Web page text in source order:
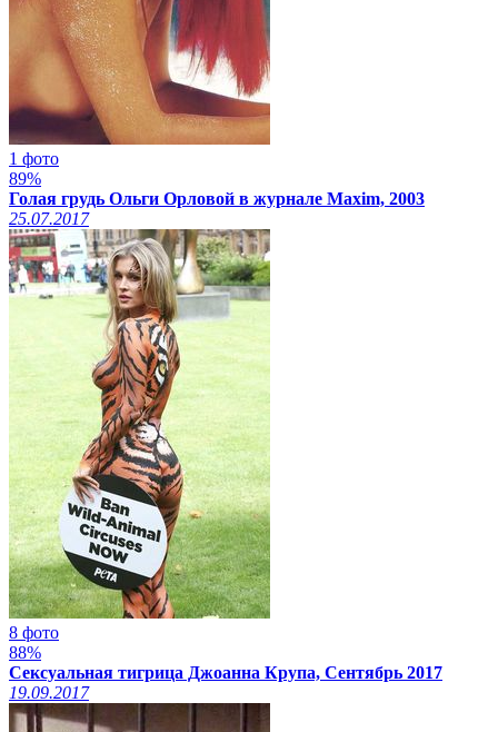
1 фото
89%
Голая грудь Ольги Орловой в журнале Maxim, 2003
25.07.2017
8 фото
88%
Сексуальная тигрица Джоанна Крупа, Сентябрь 2017
19.09.2017